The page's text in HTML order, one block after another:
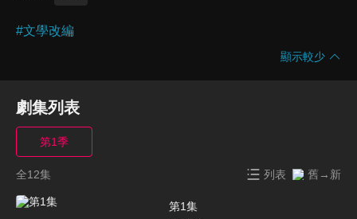
#文學改編
顯示較少
劇集列表
第1季
全12集 列表 舊→新
第1集